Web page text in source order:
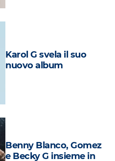
Karol G svela il suo
nuovo album
Benny Blanco, Gomez
e Becky G insieme in